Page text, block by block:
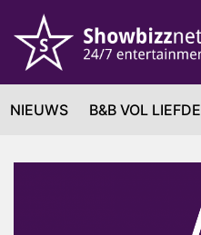
NIEUWS B&B VOL LIEFDE